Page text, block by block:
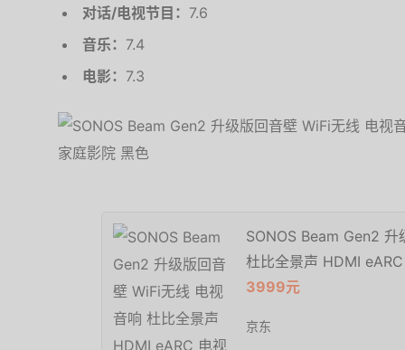
对话/电视节目： 7.6
音乐： 7.4
电影： 7.3
SONOS Beam Gen2
杜比全景声 HDMI
3999元
京东